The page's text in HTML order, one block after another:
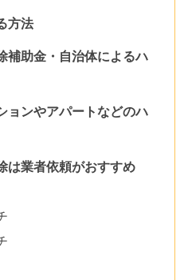
方法
補助金・自治体によるハ
ョンやアパートなどのハ
は業者依頼がおすすめ